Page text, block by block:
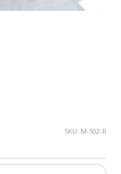
SKU: M-502-R